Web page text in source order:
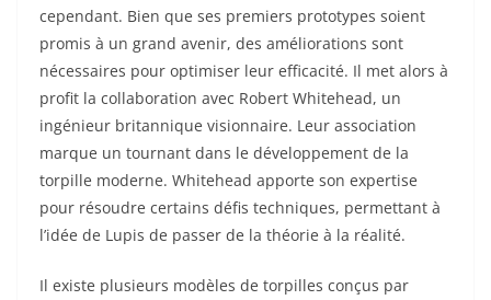
cependant. Bien que ses premiers prototypes soient
promis à un grand avenir, des améliorations sont
nécessaires pour optimiser leur efficacité. Il met alors à
profit la collaboration avec Robert Whitehead, un
ingénieur britannique visionnaire. Leur association
marque un tournant dans le développement de la
torpille moderne. Whitehead apporte son expertise
pour résoudre certains défis techniques, permettant à
l’idée de Lupis de passer de la théorie à la réalité.
Il existe plusieurs modèles de torpilles conçus par